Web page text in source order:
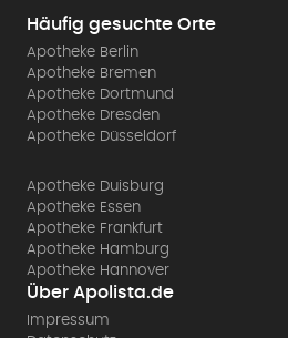
Häufig gesuchte Orte
Apotheke Berlin
Apotheke Bremen
Apotheke Dortmund
Apotheke Dresden
Apotheke Düsseldorf
Apotheke Duisburg
Apotheke Essen
Apotheke Frankfurt
Apotheke Hamburg
Apotheke Hannover
Über Apolista.de
Impressum